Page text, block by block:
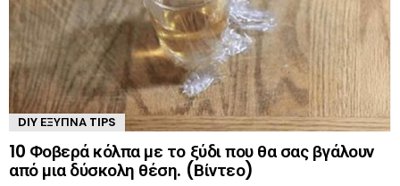
DIY ΈΞΥΠΝΑ TIPS
10 Φοβερά κόλπα με το ξύδι που θα σας βγάλουν
από μια δύσκολη θέση. (Βίντεο)